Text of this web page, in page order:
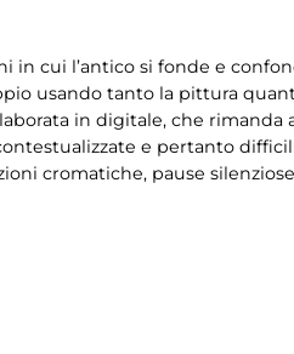
in cui l’antico si fonde e
usando tanto la pittura
in digitale, che rimanda
e pertanto
cromatiche, pause